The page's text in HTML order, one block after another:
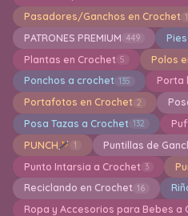
Pasadores/Ganchos en Crochet 1
PATRONES PREMIUM 449
Plantas en Crochet 5 Polos
Ponchos a crochet 135 Porta
Portafotos en Crochet 2
Posa Tazas a Crochet 132
PUNCH 1 Puntillas de
Punto Intarsia a Crochet 3
Reciclando en Crochet 16
Ropa y Accesorios para Bebes a